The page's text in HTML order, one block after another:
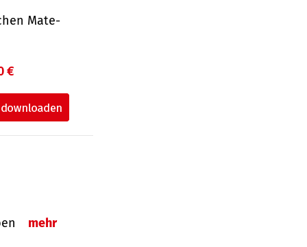
Mate­
€
mehr